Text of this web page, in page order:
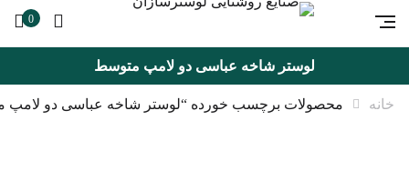
0
لوستر شاخه عباسی دو لامپ متوسط
خانه محصولات برچسب خورده “لوستر شاخه عباسی دو لامپ